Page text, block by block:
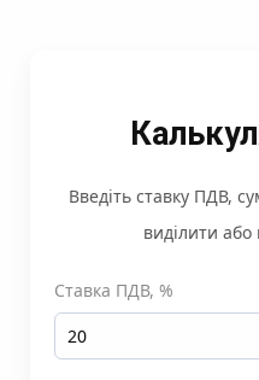
Введіть ставку ПДВ,
виділити
Ставка ПДВ, %